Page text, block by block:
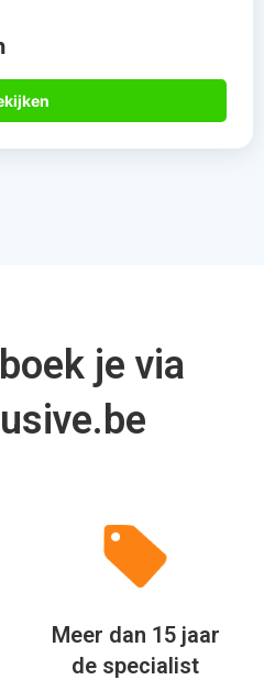
je via
Meer dan 15 jaar
de specialist